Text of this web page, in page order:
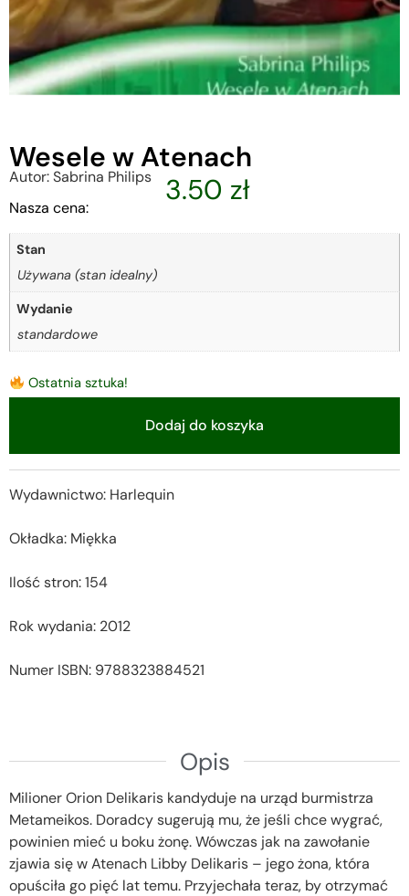
Wesele w Atenach
Autor: Sabrina Philips
Nasza cena:
3.50 zł
Stan
Używana (stan idealny)
Wydanie
standardowe
Ostatnia sztuka!
Dodaj do koszyka
Wydawnictwo: Harlequin
Okładka: Miękka
Ilość stron: 154
Rok wydania: 2012
Numer ISBN: 9788323884521
Opis
Milioner Orion Delikaris kandyduje na urząd burmistrza
Metameikos. Doradcy sugerują mu, że jeśli chce wygrać,
powinien mieć u boku żonę. Wówczas jak na zawołanie
zjawia się w Atenach Libby Delikaris – jego żona, która
opuściła go pięć lat temu. Przyjechała teraz, by otrzymać